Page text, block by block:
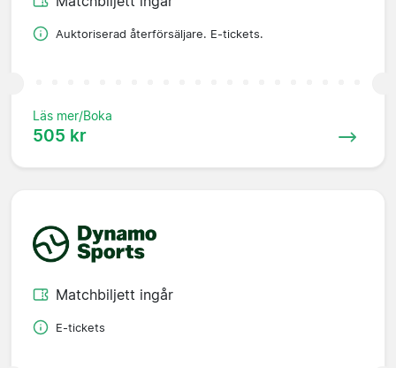
Auktoriserad återförsäljare. E-tickets.
Läs mer/Boka
505 kr
Matchbiljett ingår
E-tickets